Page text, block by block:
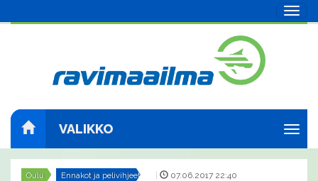
VALIKKO
Oulu Ennakot ja pelivihjeet 07.06.2017 22:40